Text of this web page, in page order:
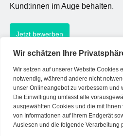
Wir schätzen Ihre
Wir setzen auf unserer Website Cookies
notwendig, während andere nicht
unser Onlineangebot zu verbessern und
Die Einwilligung umfasst alle
ausgewählten Cookies und die mit
von Informationen auf Ihrem Endgerät
Auslesen und die folgende Verarbeitung
Kund:innen im Auge behalten.
Jetzt bewerben
Kontakt
Tel. Zentrale: +49 (69) 27273681
E-Mail: kontakt@forwerts.com
FFM – Friedensstraße 11